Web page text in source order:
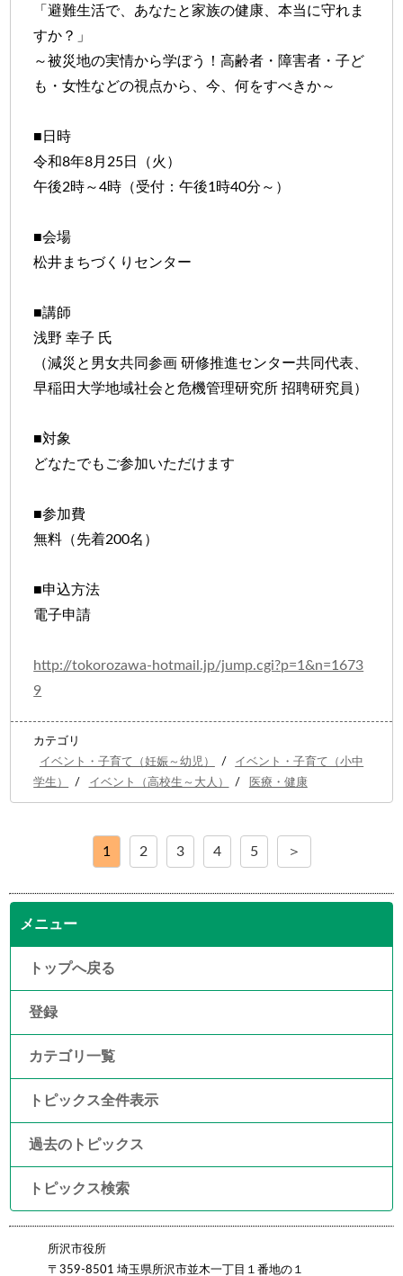
「避難生活で、あなたと家族の健康、本当に守れま
すか？」
～被災地の実情から学ぼう！高齢者・障害者・子ど
も・女性などの視点から、今、何をすべきか～
■日時
令和8年8月25日（火）
午後2時～4時（受付：午後1時40分～）
■会場
松井まちづくりセンター
■講師
浅野 幸子 氏
（減災と男女共同参画 研修推進センター共同代表、
早稲田大学地域社会と危機管理研究所 招聘研究員）
■対象
どなたでもご参加いただけます
■参加費
無料（先着200名）
■申込方法
電子申請
http://tokorozawa-hotmail.jp/jump.cgi?p=1&n=1673
9
カテゴリ
イベント・子育て（妊娠～幼児）
/
イベント・子育て（小中
学生）
/ イベント（高校生～大人） / 医療・健康
1 2 3 4 5 ＞
メニュー
トップへ戻る
登録
カテゴリ一覧
トピックス全件表示
過去のトピックス
トピックス検索
所沢市役所
〒359-8501 埼玉県所沢市並木一丁目１番地の１